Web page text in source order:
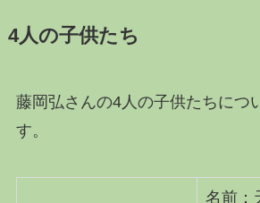
4人の子供たち
藤岡弘さんの4人の子供たちにつ
す。
名前：